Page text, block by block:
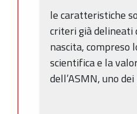
le caratteristiche
criteri già delineati
nascita, compreso
scientifica e la
dell’ASMN, uno